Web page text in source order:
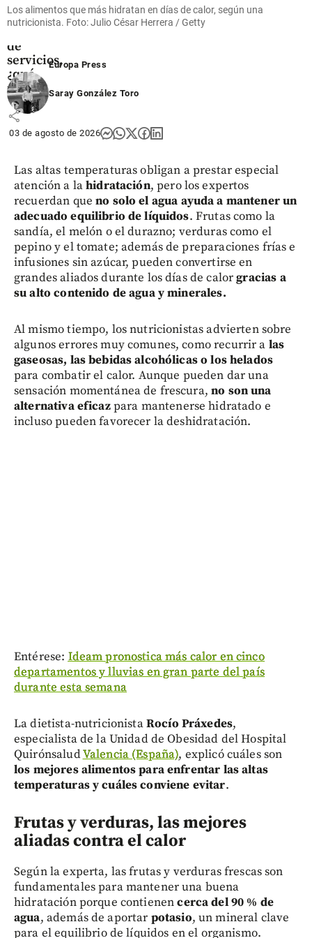
de Caldas,
Antioquia,
de
servicios,
¿qué
pasó?
share
Los alimentos que más hidratan en días de calor, según una
nutricionista. Foto: Julio César Herrera / Getty
Europa Press
Saray González Toro
03 de agosto de 2026
Las altas temperaturas obligan a prestar especial
atención a lahidratación, pero los expertos
recuerdan queno solo el agua ayuda a mantener un
adecuado equilibrio de líquidos. Frutas como la
sandía, el melón o el durazno; verduras como el
pepino y el tomate; además de preparaciones frías e
infusiones sin azúcar, pueden convertirse en
grandes aliados durante los días de calorgracias a
su alto contenido de agua y minerales.
Al mismo tiempo, los nutricionistas advierten sobre
algunos errores muy comunes, como recurrir a las
gaseosas, las bebidas alcohólicas o los helados
para combatir el calor. Aunque pueden dar una
sensación momentánea de frescura,no son una
alternativa eficazpara mantenerse hidratado e
incluso pueden favorecer la deshidratación.
Entérese: Ideam pronostica más calor en cinco
departamentos y lluvias en gran parte del país
durante esta semana
La dietista-nutricionistaRocío Práxedes,
especialista de la Unidad de Obesidad del Hospital
QuirónsaludValencia (España), explicó cuáles son
los mejores alimentos para enfrentar las altas
temperaturas y cuáles conviene evitar.
Frutas y verduras, las mejores
aliadas contra el calor
Según la experta, las frutas y verduras frescas son
fundamentales para mantener una buena
hidratación porque contienencerca del 90 % de
agua, además de aportar potasio, un mineral clave
para el equilibrio de líquidos en el organismo.